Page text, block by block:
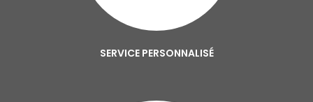
SERVICE PERSONNALISÉ